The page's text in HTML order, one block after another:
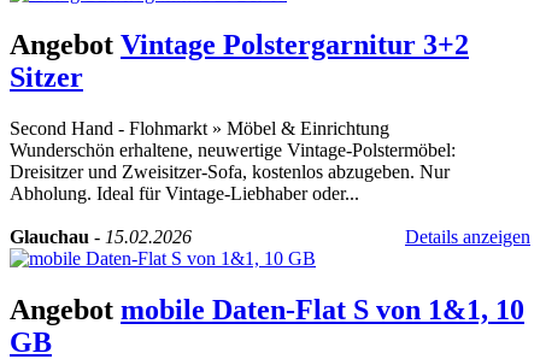
Angebot Vintage Polstergarnitur 3+2
Sitzer
Second Hand - Flohmarkt » Möbel & Einrichtung
Wunderschön erhaltene, neuwertige Vintage-Polstermöbel:
Dreisitzer und Zweisitzer-Sofa, kostenlos abzugeben. Nur
Abholung. Ideal für Vintage-Liebhaber oder...
Glauchau - 15.02.2026 Details anzeigen
Angebot mobile Daten-Flat S von 1&1, 10
GB